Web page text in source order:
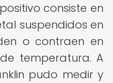
consiste en
suspendidos en
o contraen en
temperatura. A
pudo medir y